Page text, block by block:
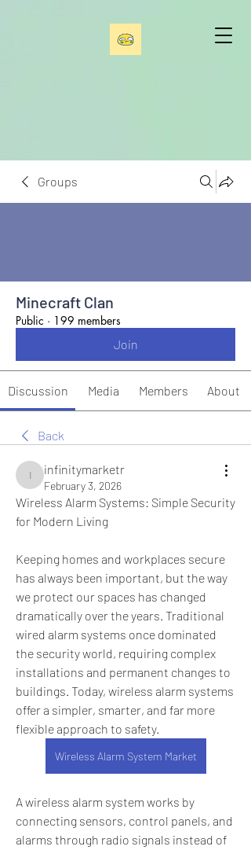
Groups
Minecraft Clan
Public · 199 members
Join
Discussion Media Members About
Back
infinitymarketr
infinitymarketr
February 3, 2026
Wireless Alarm Systems: Simple Security
for Modern Living
Keeping homes and workplaces secure
has always been important, but the way
we protect our spaces has changed
dramatically over the years. Traditional
wired alarm systems once dominated
the security world, requiring complex
installations and permanent changes to
buildings. Today, wireless alarm systems
offer a simpler, smarter, and far more
flexible approach to safety.
Wireless Alarm System Market
A wireless alarm system works by
connecting sensors, control panels, and
alarms through radio signals instead of